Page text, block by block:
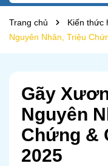
Trang chủ Kiến thức
Nguyên Nhân, Triệu
Gãy
Nguyên
Chứng &
2025